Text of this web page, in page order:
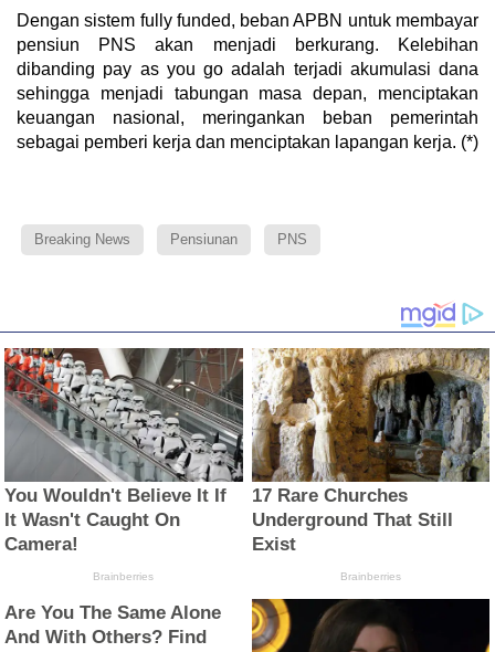
Dengan sistem fully funded, beban APBN untuk membayar
pensiun PNS akan menjadi berkurang. Kelebihan
dibanding pay as you go adalah terjadi akumulasi dana
sehingga menjadi tabungan masa depan, menciptakan
keuangan nasional, meringankan beban pemerintah
sebagai pemberi kerja dan menciptakan lapangan kerja. (*)
Breaking News Pensiunan PNS